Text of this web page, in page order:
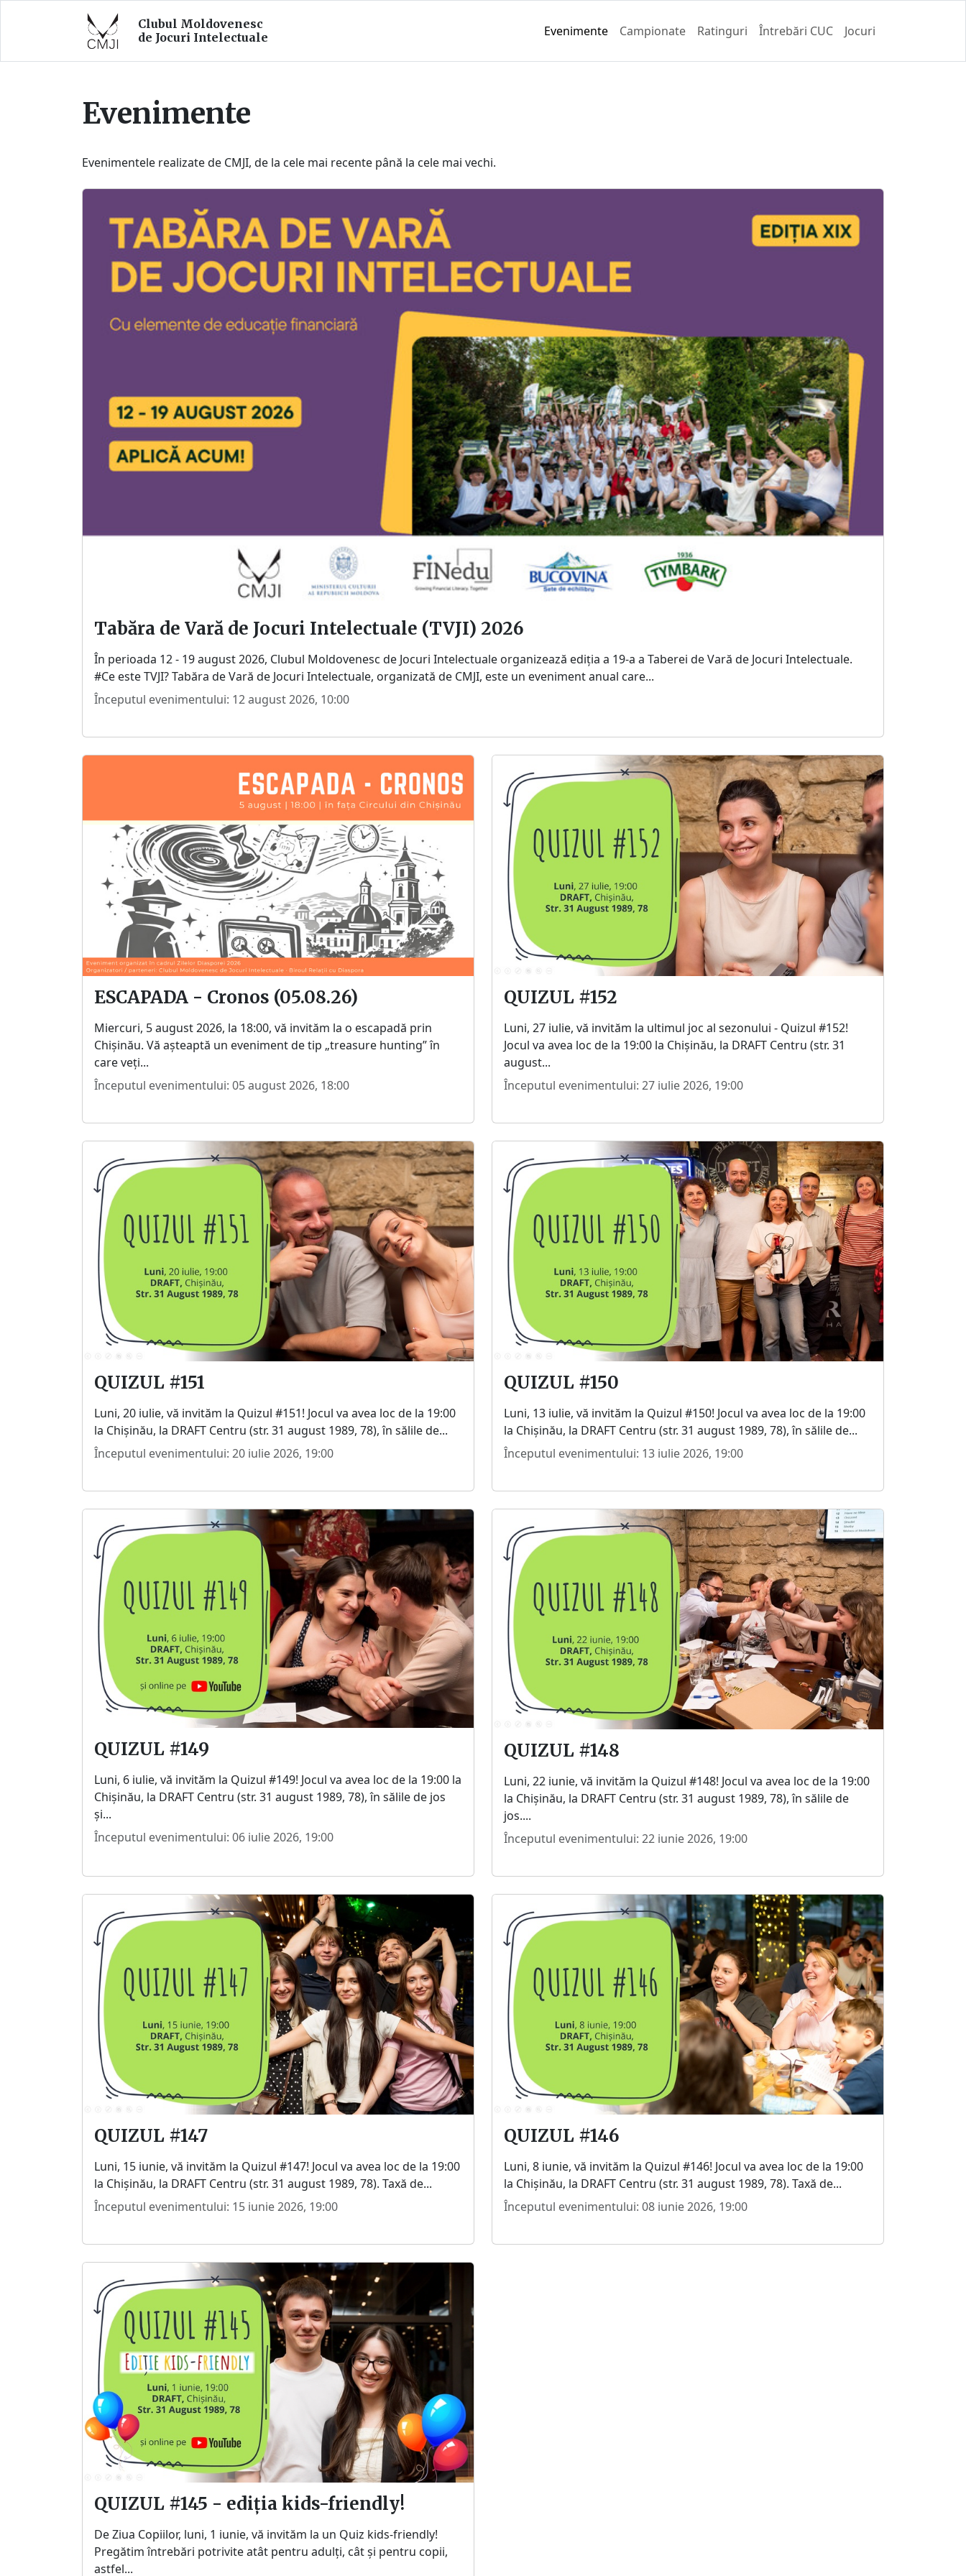
Clubul Moldovenesc
de Jocuri Intelectuale
Evenimente Campionate Ratinguri Întrebări CUC Jocuri
Evenimente
Evenimentele realizate de CMJI, de la cele mai recente până la cele mai vechi.
Tabăra de Vară de Jocuri Intelectuale (TVJI) 2026
În perioada 12 - 19 august 2026, Clubul Moldovenesc de Jocuri Intelectuale organizează ediția a 19-a a Taberei de Vară de Jocuri Intelectuale.
#Ce este TVJI? Tabăra de Vară de Jocuri Intelectuale, organizată de CMJI, este un eveniment anual care...
Începutul evenimentului: 12 august 2026, 10:00
ESCAPADA - Cronos (05.08.26)
Miercuri, 5 august 2026, la 18:00, vă invităm la o escapadă prin
Chișinău. Vă așteaptă un eveniment de tip „treasure hunting” în
care veți...
Începutul evenimentului: 05 august 2026, 18:00
QUIZUL #152
Luni, 27 iulie, vă invităm la ultimul joc al sezonului - Quizul #152!
Jocul va avea loc de la 19:00 la Chișinău, la DRAFT Centru (str. 31
august...
Începutul evenimentului: 27 iulie 2026, 19:00
QUIZUL #151
Luni, 20 iulie, vă invităm la Quizul #151! Jocul va avea loc de la 19:00
la Chișinău, la DRAFT Centru (str. 31 august 1989, 78), în sălile de...
Începutul evenimentului: 20 iulie 2026, 19:00
QUIZUL #150
Luni, 13 iulie, vă invităm la Quizul #150! Jocul va avea loc de la 19:00
la Chișinău, la DRAFT Centru (str. 31 august 1989, 78), în sălile de...
Începutul evenimentului: 13 iulie 2026, 19:00
QUIZUL #149
Luni, 6 iulie, vă invităm la Quizul #149! Jocul va avea loc de la 19:00 la
Chișinău, la DRAFT Centru (str. 31 august 1989, 78), în sălile de jos
și...
Începutul evenimentului: 06 iulie 2026, 19:00
QUIZUL #148
Luni, 22 iunie, vă invităm la Quizul #148! Jocul va avea loc de la 19:00
la Chișinău, la DRAFT Centru (str. 31 august 1989, 78), în sălile de
jos....
Începutul evenimentului: 22 iunie 2026, 19:00
QUIZUL #147
Luni, 15 iunie, vă invităm la Quizul #147! Jocul va avea loc de la 19:00
la Chișinău, la DRAFT Centru (str. 31 august 1989, 78). Taxă de...
Începutul evenimentului: 15 iunie 2026, 19:00
QUIZUL #146
Luni, 8 iunie, vă invităm la Quizul #146! Jocul va avea loc de la 19:00
la Chișinău, la DRAFT Centru (str. 31 august 1989, 78). Taxă de...
Începutul evenimentului: 08 iunie 2026, 19:00
QUIZUL #145 - ediția kids-friendly!
De Ziua Copiilor, luni, 1 iunie, vă invităm la un Quiz kids-friendly!
Pregătim întrebări potrivite atât pentru adulți, cât și pentru copii,
astfel...